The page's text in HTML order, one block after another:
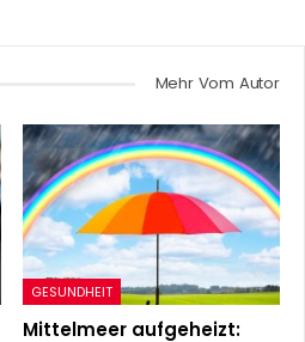
Mehr Vom Autor
GESUNDHEIT
Mittelmeer aufgeheizt: